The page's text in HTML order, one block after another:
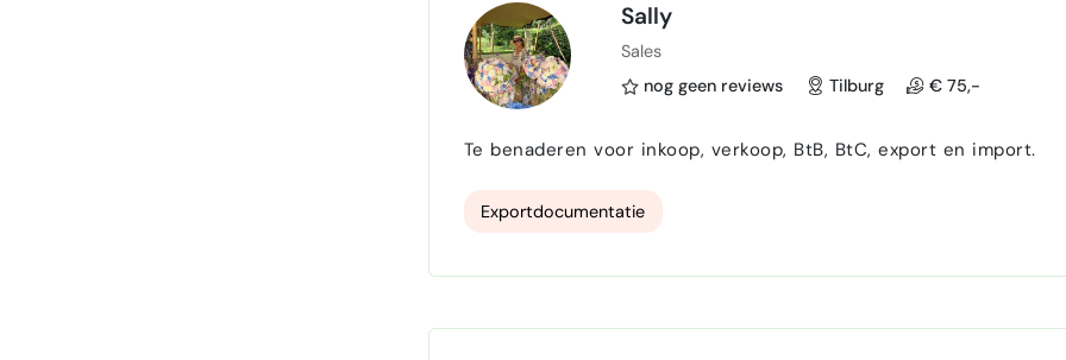
Sally
Sales
nog geen reviews
Tilburg € 75,-
Te benaderen voor inkoop, verkoop, BtB, BtC, export en import.
Exportdocumentatie